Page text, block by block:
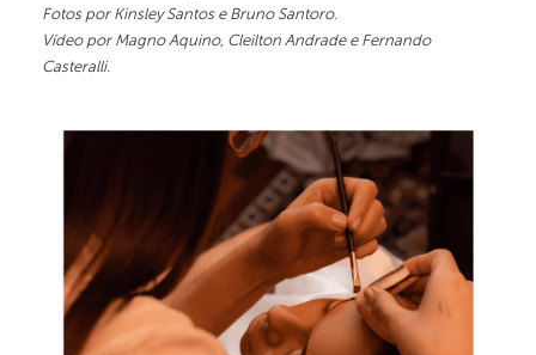
Fotos por Kinsley Santos e Bruno Santoro.
Vídeo por Magno Aquino, Cleilton Andrade e Fernando
Casteralli.